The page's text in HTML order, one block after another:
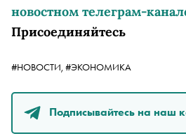
новостном телеграм-
Присоединяйтесь
#НОВОСТИ, #ЭКОНОМИКА
Подписывайтесь на наш